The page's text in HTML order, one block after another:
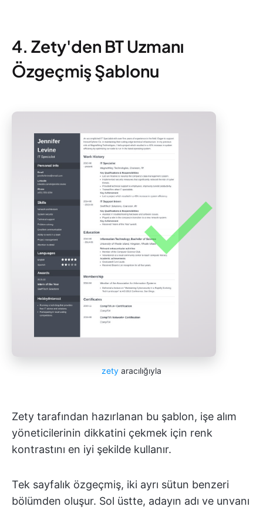
4. Zety'den BT Uzmanı
Özgeçmiş Şablonu
zety aracılığıyla
Zety tarafından hazırlanan bu şablon, işe alım
yöneticilerinin dikkatini çekmek için renk
kontrastını en iyi şekilde kullanır.
Tek sayfalık özgeçmiş, iki ayrı sütun benzeri
bölümden oluşur. Sol üstte, adayın adı ve unvanı